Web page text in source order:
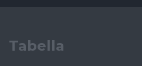
Tabella